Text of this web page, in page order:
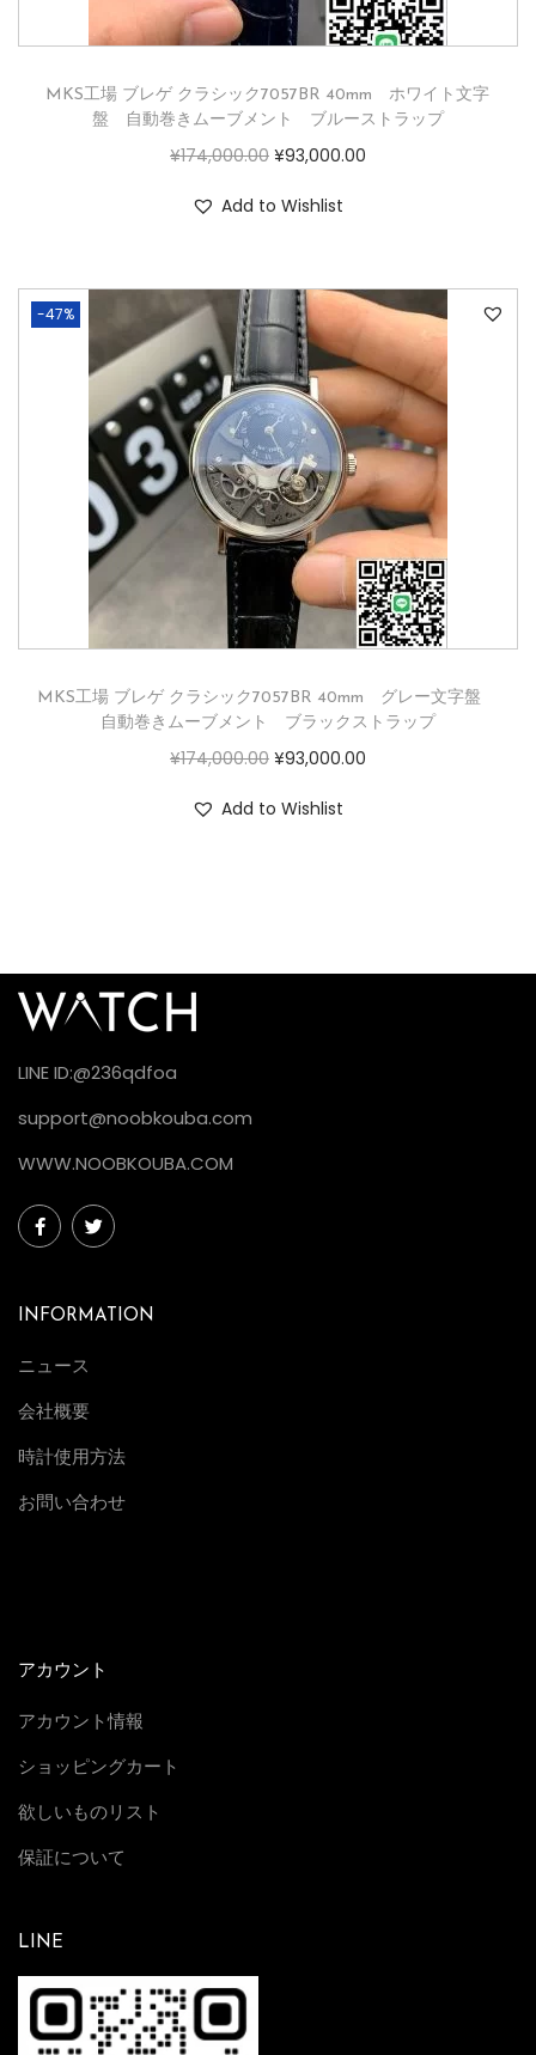
MKS工場 ブレゲ クラシック7057BR 40mm ホワイト文字
盤 自動巻きムーブメント ブルーストラップ
¥174,000.00 ¥93,000.00
Add to Wishlist
-47%
MKS工場 ブレゲ クラシック7057BR 40mm グレー文字盤
自動巻きムーブメント ブラックストラップ
¥174,000.00 ¥93,000.00
Add to Wishlist
LINE ID:@236qdfoa
support@noobkouba.com
WWW.NOOBKOUBA.COM
INFORMATION
ニュース
会社概要
時計使用方法
お問い合わせ
アカウント
アカウント情報
ショッピングカート
欲しいものリスト
保証について
LINE